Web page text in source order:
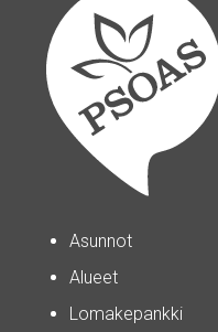
Asunnot
Alueet
Lomakepankki